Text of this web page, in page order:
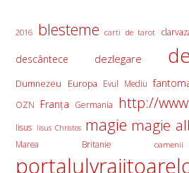
2016 blesteme carti de tarot
descântece dezlegare
Dumnezeu Europa Evul Mediu
OZN
Franţa Germania http://
Iisus Iisus Christos magie magie
Marea Britanie